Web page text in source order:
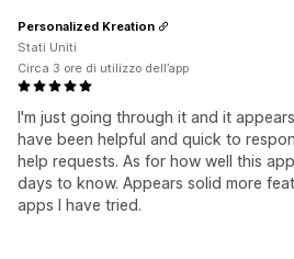
I'm just going through it and it
have been helpful and quick to
help requests. As for how well this
days to know. Appears solid more
apps I have tried.
Personalized Kreation
Stati Uniti
Circa 3 ore di utilizzo dell’app